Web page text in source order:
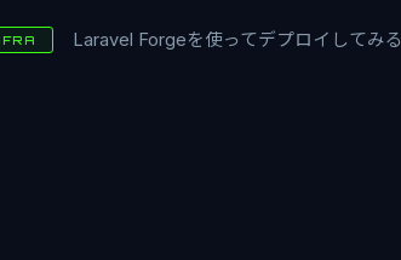
Laravel Forgeを使ってデプロイしてみる